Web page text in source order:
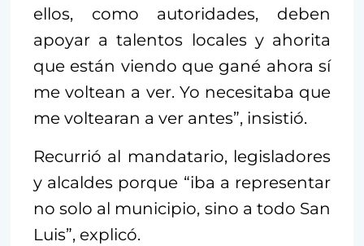
ellos, como autoridades, deben
apoyar a talentos locales y ahorita
que están viendo que gané ahora sí
me voltean a ver. Yo necesitaba que
me voltearan a ver antes”, insistió.
Recurrió al mandatario, legisladores
y alcaldes porque “iba a representar
no solo al municipio, sino a todo San
Luis”, explicó.